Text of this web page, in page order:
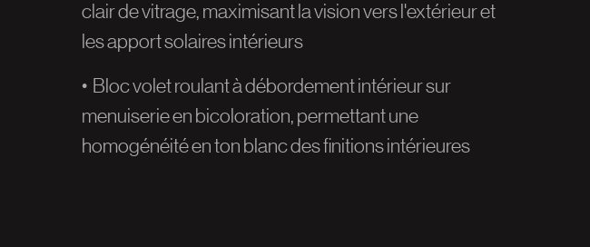
clair de vitrage, maximisant la vision vers l'extérieur et
les apport solaires intérieurs
• Bloc volet roulant à débordement intérieur sur
menuiserie en bicoloration, permettant une
homogénéité en ton blanc des finitions intérieures